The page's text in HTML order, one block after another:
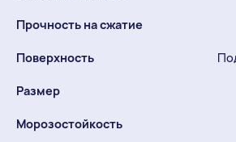
Прочность на сжатие
Поверхность
Размер
Морозостойкость